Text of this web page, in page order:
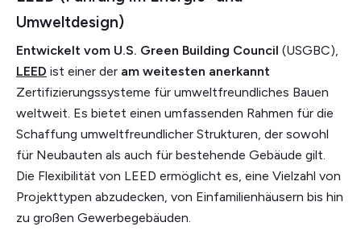
Umweltdesign)
Entwickelt vom U.S. Green Building Council (USGBC),
LEED ist einer der am weitesten anerkannt
Zertifizierungssysteme für umweltfreundliches Bauen
weltweit. Es bietet einen umfassenden Rahmen für die
Schaffung umweltfreundlicher Strukturen, der sowohl
für Neubauten als auch für bestehende Gebäude gilt.
Die Flexibilität von LEED ermöglicht es, eine Vielzahl von
Projekttypen abzudecken, von Einfamilienhäusern bis hin
zu großen Gewerbegebäuden.